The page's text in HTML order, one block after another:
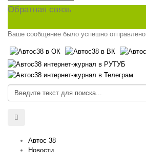
Обратная связь
Ваше сообщение было успешно отправлено
Автос 38
Новости